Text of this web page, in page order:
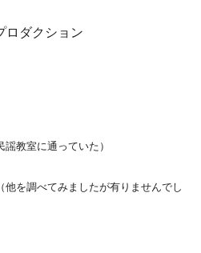
ロダクション
教室に通っていた）
他を調べてみましたが有りませんでし